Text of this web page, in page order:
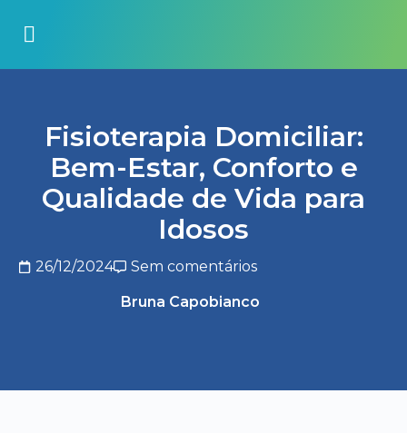
Fisioterapia Domiciliar:
Bem-Estar, Conforto e
Qualidade de Vida para
Idosos
26/12/2024 Sem comentários
Bruna Capobianco